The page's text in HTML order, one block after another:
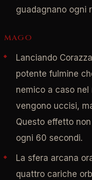
guadagnano ogni
MAGO
Lanciando
potente fulmine
nemico a caso
vengono uccisi,
Questo effetto
ogni 60 secondi.
La sfera arcana
quattro cariche